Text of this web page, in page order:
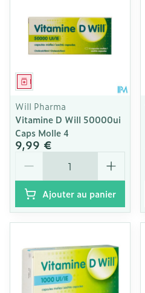
Médicament
Will Pharma
Vitamine D Will 50000ui
Caps Molle 4
9,99 €
Ajouter au panier